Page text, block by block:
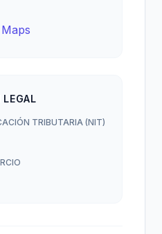
LEGAL
TRIBUTARIA (NIT)